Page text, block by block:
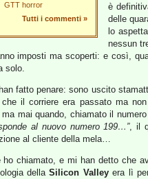
GTT horror
Tutti i commenti »
è
delle
lo
nessun
imposti ma scoperti: e così,
solo.
fatto penare: sono uscito
il corriere era passato ma
ma mai quando, chiamato il
al nuovo numero 199…”, il
al cliente della mela…
ho chiamato, e mi han detto che
dellaSilicon Valleyera lì